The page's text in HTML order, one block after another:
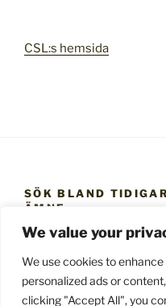
We value your
We use cookies to
personalized ads or
clicking "Accept All", you
CSL:s hemsida
SÖK BLAND
ÄMNE
Sök
bland
tidigare
inlägg